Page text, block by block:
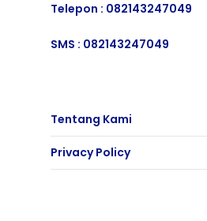
Telepon : 082143247049
SMS : 082143247049
Tentang Kami
Privacy Policy